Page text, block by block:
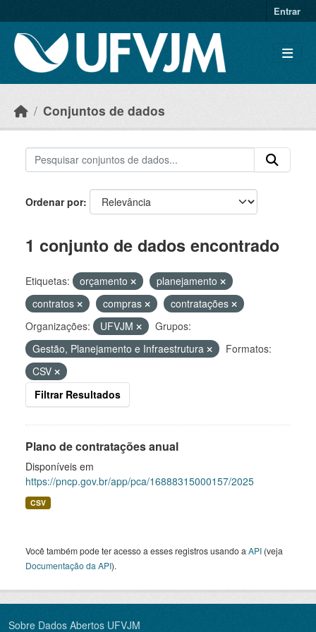
Entrar
Conjuntos de dados
Ordenar por
1 conjunto de dados encontrado
Etiquetas: orçamento
planejamento
contratos
compras
contratações
Organizações:
UFVJM
Grupos:
Gestão, Planejamento e Infraestrutura
Formatos:
CSV
Filtrar Resultados
Plano de contratações anual
Disponíveis em
https://pncp.gov.br/app/pca/16888315000157/2025
CSV
Você também pode ter acesso a esses registros usando a API (veja
Documentação da API).
Sobre Dados Abertos UFVJM